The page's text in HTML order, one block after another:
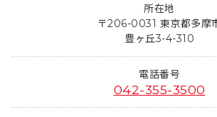
所在地
〒206-0031 東京都多摩
豊ヶ丘3-4-310
電話番号
042-355-3500